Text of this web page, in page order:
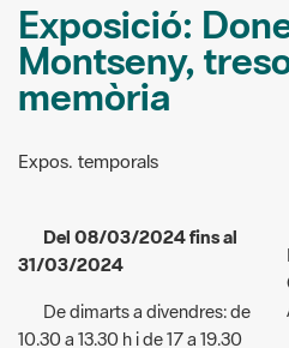
memòria
Expos. temporals
Del 08/03/2024 fins al
31/03/2024
De dimarts a divendres: de
10.30 a 13.30 h i de 17 a 19.30
Dissabte: de 10.30 a 14 h i de
16.30 a 19.30 h